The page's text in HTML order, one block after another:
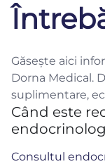
Găsește aici
Dorna Medical.
suplimentare,
Când este
Consultul